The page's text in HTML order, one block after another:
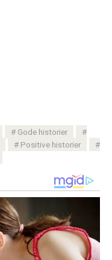
Gode ​​historier
Positive historier